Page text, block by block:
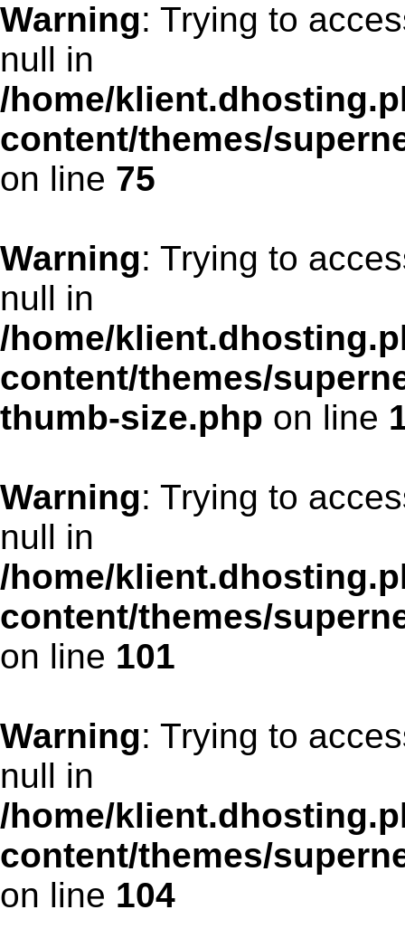
Warning: Trying to
null in
/home/
content/themes/
on line 75
Warning: Trying to
null in
/home/
content/themes/
thumb-size.php on line
Warning: Trying to
null in
/home/
content/themes/
on line 101
Warning: Trying to
null in
/home/
content/themes/
on line 104